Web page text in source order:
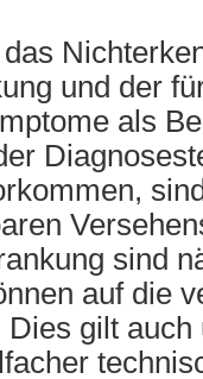
und der
als
sind
auf die
gilt auch